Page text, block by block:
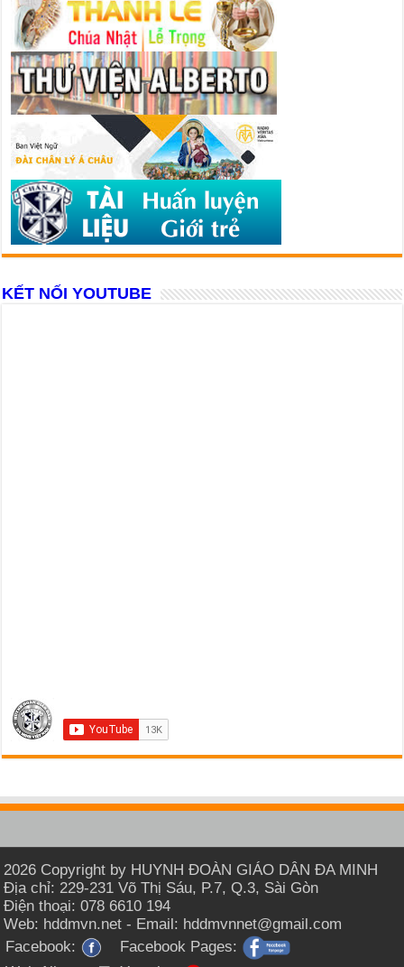
KẾT NỐI YOUTUBE
2026 Copyright by HUYNH ĐOÀN GIÁO DÂN ĐA MINH
Địa chỉ: 229-231 Võ Thị Sáu, P.7, Q.3, Sài Gòn
Điện thoại: 078 6610 194
Web: hddmvn.net - Email: hddmvnnet@gmail.com
Facebook:
Facebook Pages: